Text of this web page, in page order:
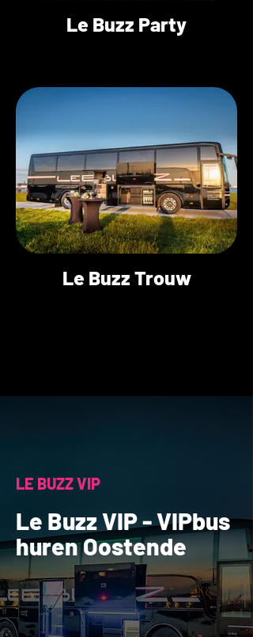
Le Buzz Party
Le Buzz Trouw
LE BUZZ VIP
Le Buzz VIP - VIPbus
huren Oostende